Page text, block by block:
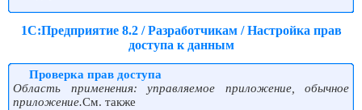
1С:Предприятие 8.2 / Разработчикам / Настройка прав
доступа к данным
Проверка прав доступа
Область применения: управляемое приложение, обычное
приложение.См. также